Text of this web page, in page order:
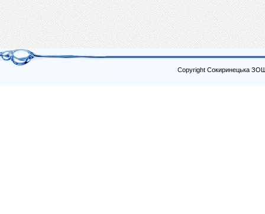
Copyright Сокиринецька